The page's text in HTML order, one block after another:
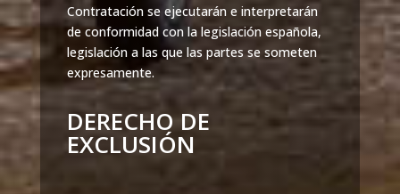
Contratación se ejecutarán e interpretarán
de conformidad con la legislación española,
legislación a las que las partes se someten
expresamente.
DERECHO DE
EXCLUSIÓN